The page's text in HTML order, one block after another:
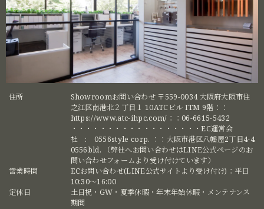
住所
Showroomお問い合わせ 〒559-0034 大阪府大阪市住
之江区南港北２丁目１ 10ATCビル ITM 9階：：
https://www.atc-ihpc.com/：：06-6615-5432
・・・・・・・・・・・・・・・・・・EC運営会
社 : 0556style corp. ：：大阪市港区八幡屋2丁目4-4
0556bld. （弊社へお問い合わせはLINE公式ページのお
問い合わせフォームより受け付けています）
営業時間
ECお問い合わせ(LINE公式サイトより受け付け)：平日
10:30〜16:00
定休日
土日祝・GW・夏季休暇・年末年始休暇・メンテナンス
期間